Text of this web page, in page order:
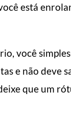
está
você
e não
que um